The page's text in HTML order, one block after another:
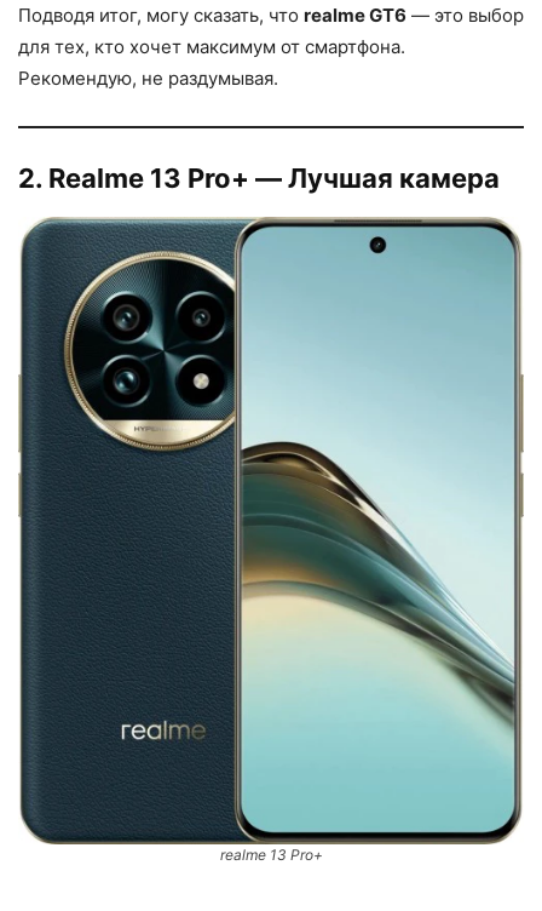
Подводя итог, могу сказать, что realme GT6 — это выбор
для тех, кто хочет максимум от смартфона.
Рекомендую, не раздумывая.
2. Realme 13 Pro+ — Лучшая камера
realme 13 Pro+